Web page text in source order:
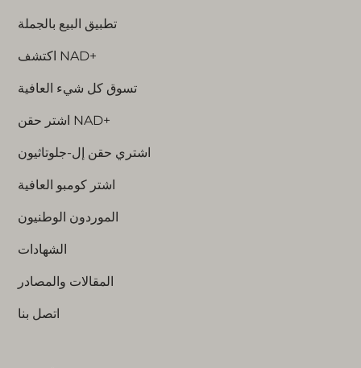
تطبيق البيع بالجملة
اكتشف NAD+
تسوق كل شيء العافية
اشتر حقن NAD+
اشتري حقن إل-جلوتاثيون
اشتر كومبو العافية
الموردون الوطنيون
الشهادات
المقالات والمصادر
اتصل بنا